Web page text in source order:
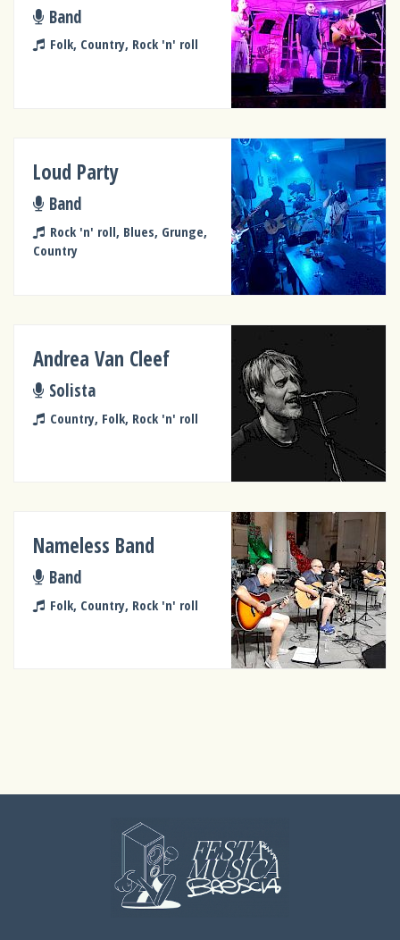
Band
Folk, Country, Rock 'n' roll
Loud Party
Band
Rock 'n' roll, Blues, Grunge,
Country
Andrea Van Cleef
Solista
Country, Folk, Rock 'n' roll
Nameless Band
Band
Folk, Country, Rock 'n' roll